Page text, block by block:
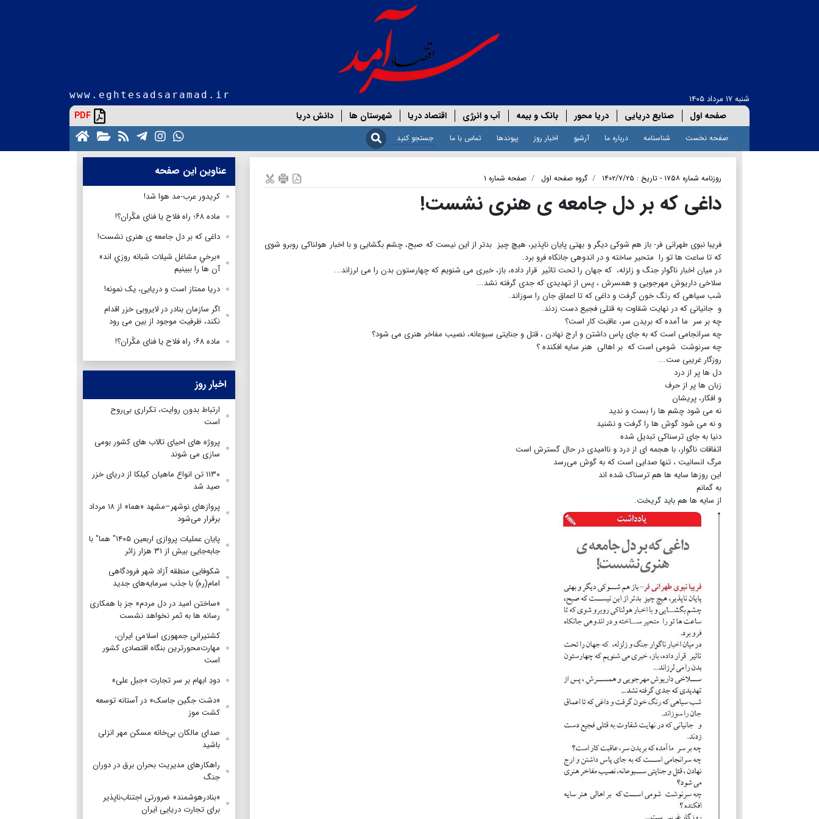
شنبه ۱۷ مرداد ۱۴۰۵ www.eghtesadsaramad.ir
صفحه اول صنایع دریایی دریا محور بانک و بیمه آب و انرژی اقتصاد دریا شهرستان ها دانش دریا PDF
صفحه نخست شناسنامه درباره ما آرشیو اخبار روز پیوندها تماس با ما
روزنامه شماره ۱۷۵۸ - تاریخ : ۱۴۰۲/۷/۲۵ گروه صفحه اول صفحه شماره ۱
داغی که بر دل جامعه ی هنری نشست!
فریبا نبوی طهرانی فر- باز هم شوکی دیگر و بهتی پایان ناپذیر، هیچ چیز بدتر از این نیست که صبح، چشم بگشایی و با اخبار هولناکی روبرو شوی
که تا ساعت ها تو را متحیر ساخته و در اندوهی جانکاه فرو برد.
در میان اخبار ناگوار جنگ و زلزله، که جهان را تحت تاثیر قرار داده، باز، خبری می شنویم که چهارستون بدن را می لرزاند...
سلاخی داریوش مهرجویی و همسرش ، پس از تهدیدی که جدی گرفته نشد...
شب سیاهی که رنگ خون گرفت و داغی که تا اعماق جان را سوزاند.
و جانیانی که در نهایت شقاوت به قتلی فجیع دست زدند.
چه بر سر ما آمده که بریدن سر، عاقبت کار است؟
چه سرانجامی است که به جای پاس داشتن و ارج نهادن ، قتل و جنایتی سبوعانه، نصیب مفاخر هنری می شود؟
چه سرنوشت شومی است که بر اهالی هنر سایه افکنده ؟
روزگار غریبی ست...
دل ها پر از درد
زبان ها پر از حرف
و افکار، پریشان
نه می شود چشم ها را بست و ندید
و نه می شود گوش ها را گرفت و نشنید
دنیا به جای ترسناکی تبدیل شده
اتفاقات ناگوار، با هجمه ای از درد و ناامیدی در حال گسترش است
مرگ انسانیت ، تنها صدایی است که به گوش می‌رسد
این روزها سایه ها هم ترسناک شده اند
به گمانم
از سایه ها هم باید گریخت.
عناوین این صفحه
كريدور عرب-مد هوا شد!
ماده ۶۸؛ راه فلاح یا فنای مَکُران؟!
داغی که بر دل جامعه ی هنری نشست!
«برخي مشاغل شيلات شبانه روزي اند»
آن ها را ببینیم
دریا ممتاز است و دریایی، یک نمونه!
اگر سازمان بنادر در لایروبی خزر اقدام
نکند، ظرفیت موجود از بین می رود
ماده ۶۸؛ راه فلاح یا فنای مَکُران؟!
اخبار روز
ارتباط بدون روایت، تکراری بی‌روح
است
پروژه های احیای تالاب های کشور بومی
سازی می شوند
۱۱۳۰ تن انواع ماهیان کیلکا از دریای خزر
صید شد
پروازهای نوشهر–مشهد «هما» از ۱۸ مرداد
برقرار می‌شود
پایان عملیات پروازی اربعین ۱۴۰۵" هما" با
جابه‌جایی بیش از ۳۱ هزار زائر
شکوفایی منطقه آزاد شهر فرودگاهی
امام(ره) با جذب سرمایه‌های جدید
«ساختن امید در دل مردم» جز با همکاری
رسانه ها به ثمر نخواهد نشست
کشتیرانی جمهوری اسلامی ایران،
مهارت‌محورترین بنگاه اقتصادی کشور
است
دودِ ابهام بر سر تجارت «جبل علی»
«دشت جگین جاسک» در آستانه توسعه
کشت موز
صدای مالکان بی‌خانه مسکن مهر انزلی
باشید
راهکارهای مدیریت بحران برق در دوران
جنگ
«بنادرهوشمند» ضرورتی اجتناب‌ناپذیر
برای تجارت دریایی ایران